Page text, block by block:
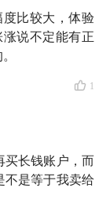
比较大，体验
说不定能有正
1
买长钱账户，而
不是等于我卖给